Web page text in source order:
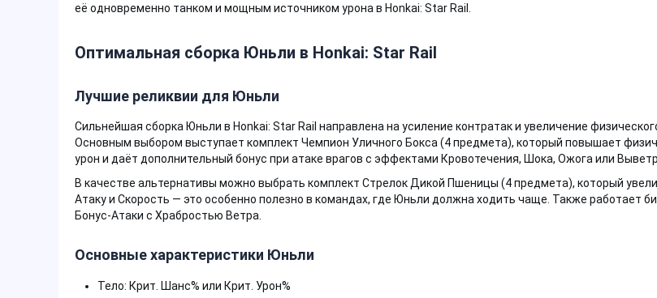
её одновременно танком и мощным источником урона в Honkai: Star Rail.
Оптимальная сборка Юньли в Honkai: Star Rail
Лучшие реликвии для Юньли
Сильнейшая сборка Юньли в Honkai: Star Rail направлена на усиление контратак и увеличение
Основным выбором выступает комплект Чемпион Уличного Бокса (4 предмета), который повышает
урон и даёт дополнительный бонус при атаке врагов с эффектами Кровотечения, Шока, Ожога или
В качестве альтернативы можно выбрать комплект Стрелок Дикой Пшеницы (4 предмета), который
Атаку и Скорость — это особенно полезно в командах, где Юньли должна ходить чаще. Также работает
Бонус-Атаки с Храбростью Ветра.
Основные характеристики Юньли
Тело: Крит. Шанс% или Крит. Урон%